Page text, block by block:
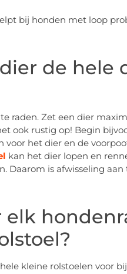
de hele
raden. Zet een dier
ook rustig op! Begin
voor het dier en de
kan het dier lopen en
Daarom is afwisseling aan
elk
kleine rolstoelen voor